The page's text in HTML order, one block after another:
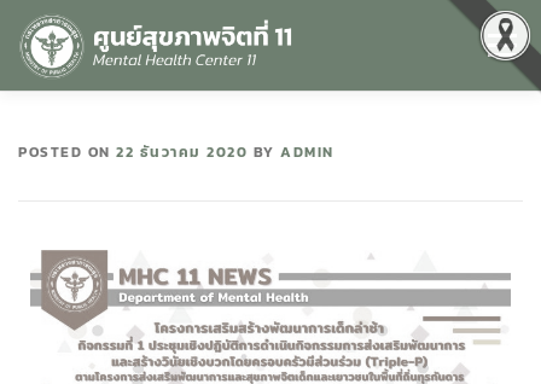
Menu
คู่มือ สำหรับบุคลากร
POSTED ON 22 ธันวาคม 2020 BY ADMIN